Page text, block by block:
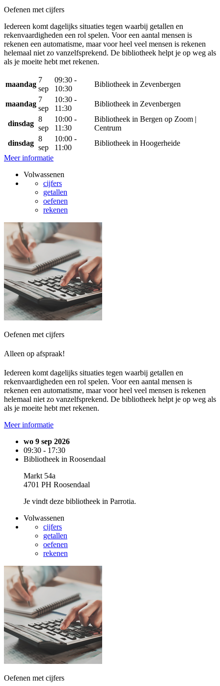
Oefenen met cijfers
Iedereen komt dagelijks situaties tegen waarbij getallen en
rekenvaardigheden een rol spelen. Voor een aantal mensen is
rekenen een automatisme, maar voor heel veel mensen is rekenen
helemaal niet zo vanzelfsprekend. De bibliotheek helpt je op weg als
als je moeite hebt met rekenen.
maandag
7
sep
09:30 -
10:30
Bibliotheek in Zevenbergen
maandag
7
sep
10:30 -
11:30
Bibliotheek in Zevenbergen
dinsdag
8
sep
10:00 -
11:30
Bibliotheek in Bergen op Zoom |
Centrum
dinsdag
8
sep
10:00 -
11:00
Bibliotheek in Hoogerheide
Meer informatie
Volwassenen
cijfers
getallen
oefenen
rekenen
Oefenen met cijfers
Alleen op afspraak!
Iedereen komt dagelijks situaties tegen waarbij getallen en
rekenvaardigheden een rol spelen. Voor een aantal mensen is
rekenen een automatisme, maar voor heel veel mensen is rekenen
helemaal niet zo vanzelfsprekend. De bibliotheek helpt je op weg als
als je moeite hebt met rekenen.
Meer informatie
wo 9 sep 2026
09:30 - 17:30
Bibliotheek in Roosendaal
Markt 54a
4701 PH Roosendaal
Je vindt deze bibliotheek in Parrotia.
Volwassenen
cijfers
getallen
oefenen
rekenen
Oefenen met cijfers